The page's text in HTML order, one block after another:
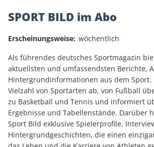
SPORT BILD im Abo
Erscheinungsweise: wöchentlich
Als führendes deutsches Sportmagazin
aktuellsten und umfassendsten Berichte,
Hintergrundinformationen aus dem Sport.
Vielzahl von Sportarten ab, von Fußball
zu Basketball und Tennis und informiert
Ergebnisse und Tabellenstände. Darüber
Sport Bild exklusive Spielerprofile,
Hintergrundgeschichten, die einen